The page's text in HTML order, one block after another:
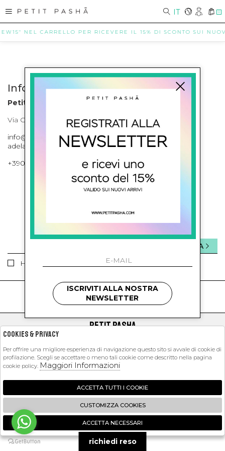
IT 0
NEL CARRELLO PER RICEVERE IL 15% DI SCONTO SUI
Info contatti
Petit Pasha
Via Cilea, 255 Napoli Corso Umberto I 301 Napoli
info@petitpasha.com, petitpasha@hotmail.it,
adelaide.petitpasha@hotmail.com
+39081643421 , +390812351280
ISCRIVITI ALLA NEWSLETTER
Ho letto ed accettato le condizioni sulla privacy.
INVIA
kids
PETIT PASHA
EXTRA
2026 Petit Pasha - P.iva : 09423341214 Powered by
Zucchetti
🍪
ISCRIVITI ALLA NOSTRA
NEWSLETTER
richiedi reso
Cookies & Privacy
Per offrire una migliore esperienza di navigazione questo sito si avvale di cookie di
profilazione. Scegli se accettare o meno tali cookie come descritto nella pagina
cookie policy. Maggiori Informazioni
ACCETTA TUTTI I COOKIE
CUSTOMIZZA COOKIES
ACCETTA NECESSARI